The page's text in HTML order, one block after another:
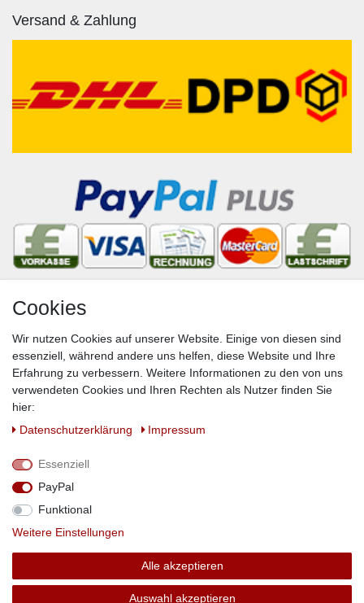
Versand & Zahlung
Newsletter
VORNAME NACHNAME
Newsletter
Honig
Hiermit bestätige ich, dass ich dieDaten­schutz­erklärung
© Copyright 2019 DS-Versandhandel. Alle Rechte vorbehalten.
webdesign by 3W FUTURE
Cookies
Wir nutzen Cookies auf unserer Website. Einige von diesen sind
essenziell, während andere uns helfen, diese Website und Ihre
Erfahrung zu verbessern. Weitere Informationen zu den von uns
verwendeten Cookies und Ihren Rechten als Nutzer finden Sie
hier:
Daten­schutz­erklärung
Impressum
Essenziell
PayPal
Funktional
Weitere Einstellungen
Alle akzeptieren
Auswahl akzeptieren